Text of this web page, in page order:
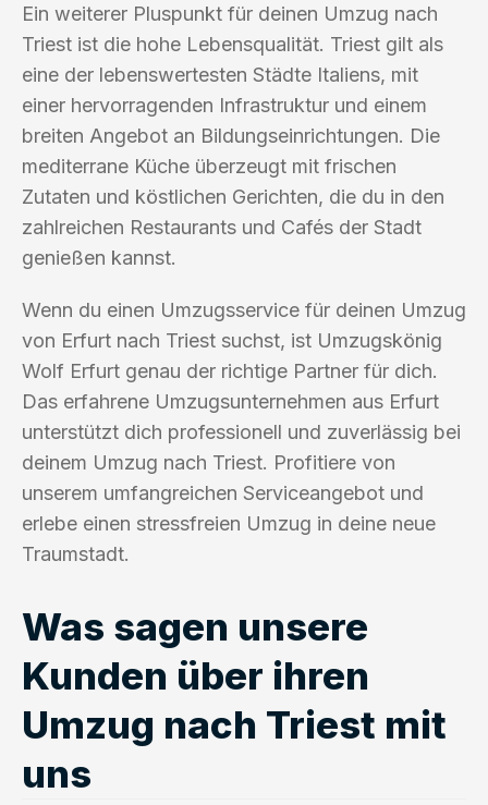
Ein weiterer Pluspunkt für deinen Umzug nach
Triest ist die hohe Lebensqualität. Triest gilt als
eine der lebenswertesten Städte Italiens, mit
einer hervorragenden Infrastruktur und einem
breiten Angebot an Bildungseinrichtungen. Die
mediterrane Küche überzeugt mit frischen
Zutaten und köstlichen Gerichten, die du in den
zahlreichen Restaurants und Cafés der Stadt
genießen kannst.
Wenn du einen Umzugsservice für deinen Umzug
von Erfurt nach Triest suchst, ist Umzugskönig
Wolf Erfurt genau der richtige Partner für dich.
Das erfahrene Umzugsunternehmen aus Erfurt
unterstützt dich professionell und zuverlässig bei
deinem Umzug nach Triest. Profitiere von
unserem umfangreichen Serviceangebot und
erlebe einen stressfreien Umzug in deine neue
Traumstadt.
Was sagen unsere
Kunden über ihren
Umzug nach Triest mit
uns